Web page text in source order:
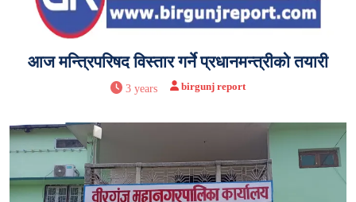
आज मन्त्रिपरिषद विस्तार गर्ने प्रधानमन्त्रीको तयारी
3 years birgunj report